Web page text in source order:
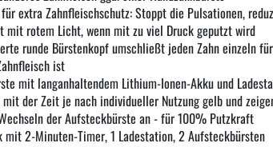
extra Zahnfleischschutz: Stoppt die Pulsationen,
mit rotem Licht, wenn mit zu viel Druck geputzt wird
runde Bürstenkopf umschließt jeden Zahn einzeln
ist
mit langanhaltendem Lithium-Ionen-Akku und
der Zeit je nach individueller Nutzung gelb und
der Aufsteckbürste an - für 100% Putzkraft
mit 2-Minuten-Timer, 1 Ladestation, 2 Aufsteckbürsten